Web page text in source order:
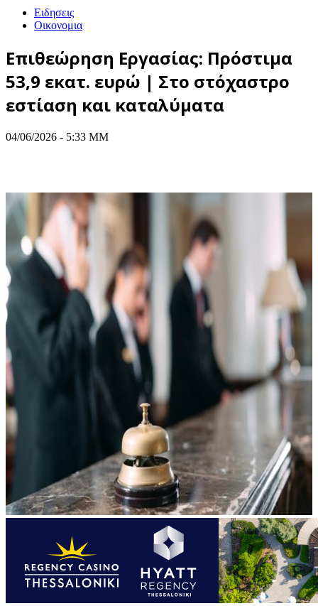
Ειδησεις
Οικονομια
Επιθεώρηση Εργασίας: Πρόστιμα
53,9 εκατ. ευρώ | Στο στόχαστρο
εστίαση και καταλύματα
04/06/2026 - 5:33 ΜΜ